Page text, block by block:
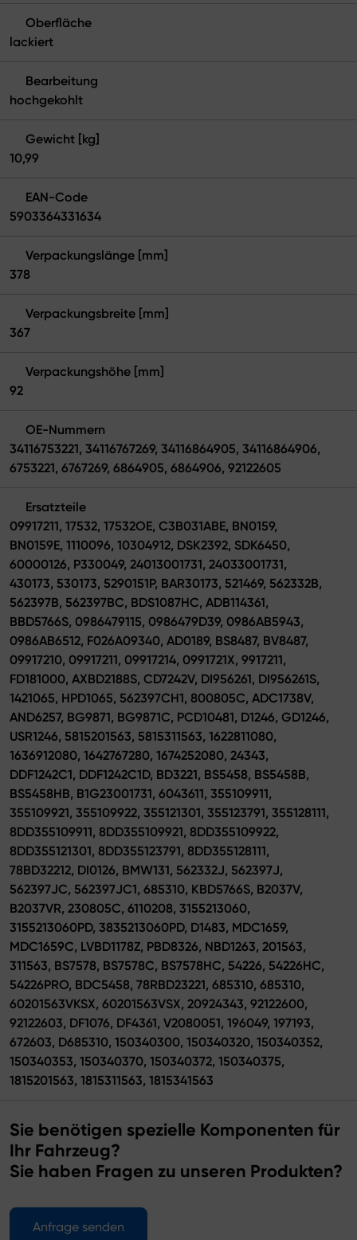
Oberfläche
lackiert
Bearbeitung
hochgekohlt
Gewicht [kg]
10,99
EAN-Code
5903364331634
Verpackungslänge [mm]
378
Verpackungsbreite [mm]
367
Verpackungshöhe [mm]
92
OE-Nummern
34116753221, 34116767269, 34116864905, 34116864906,
6753221, 6767269, 6864905, 6864906, 92122605
Ersatzteile
09917211, 17532, 17532OE, C3B031ABE, BN0159,
BN0159E, 1110096, 10304912, DSK2392, SDK6450,
60000126, P330049, 24013001731, 24033001731,
430173, 530173, 5290151P, BAR30173, 521469, 562332B,
562397B, 562397BC, BDS1087HC, ADB114361,
BBD5766S, 0986479115, 0986479D39, 0986AB5943,
0986AB6512, F026A09340, AD0189, BS8487, BV8487,
09917210, 09917211, 09917214, 0991721X, 9917211,
FD181000, AXBD2188S, CD7242V, DI956261, DI956261S,
1421065, HPD1065, 562397CH1, 800805C, ADC1738V,
AND6257, BG9871, BG9871C, PCD10481, D1246, GD1246,
USR1246, 5815201563, 5815311563, 1622811080,
1636912080, 1642767280, 1674252080, 24343,
DDF1242C1, DDF1242C1D, BD3221, BS5458, BS5458B,
BS5458HB, B1G23001731, 6043611, 355109911,
355109921, 355109922, 355121301, 355123791, 355128111,
8DD355109911, 8DD355109921, 8DD355109922,
8DD355121301, 8DD355123791, 8DD355128111,
78BD32212, DI0126, BMW131, 562332J, 562397J,
562397JC, 562397JC1, 685310, KBD5766S, B2037V,
B2037VR, 230805C, 6110208, 3155213060,
3155213060PD, 3835213060PD, D1483, MDC1659,
MDC1659C, LVBD1178Z, PBD8326, NBD1263, 201563,
311563, BS7578, BS7578C, BS7578HC, 54226, 54226HC,
54226PRO, BDC5458, 78RBD23221, 685310, 685310,
60201563VKSX, 60201563VSX, 20924343, 92122600,
92122603, DF1076, DF4361, V2080051, 196049, 197193,
672603, D685310, 150340300, 150340320, 150340352,
150340353, 150340370, 150340372, 150340375,
1815201563, 1815311563, 1815341563
Sie benötigen spezielle Komponenten für
Ihr Fahrzeug?
Sie haben Fragen zu unseren Produkten?
Anfrage senden